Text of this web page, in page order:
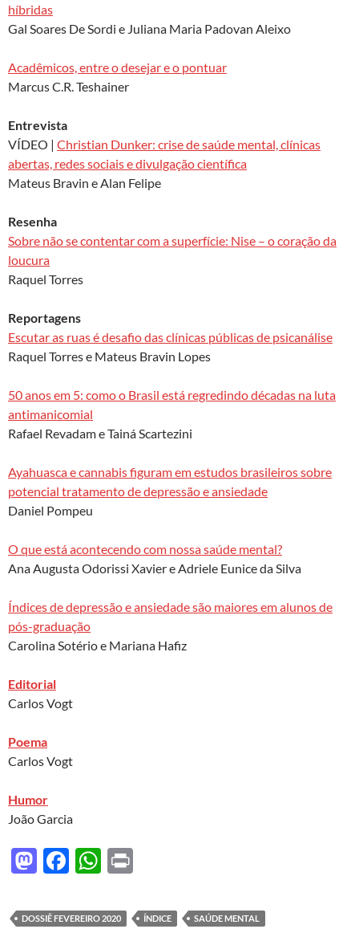
híbridas
Gal Soares De Sordi e Juliana Maria Padovan Aleixo
Acadêmicos, entre o desejar e o pontuar
Marcus C.R. Teshainer
Entrevista
VÍDEO | Christian Dunker: crise de saúde mental, clínicas
abertas, redes sociais e divulgação científica
Mateus Bravin e Alan Felipe
Resenha
Sobre não se contentar com a superfície: Nise – o coração da
loucura
Raquel Torres
Reportagens
Escutar as ruas é desafio das clínicas públicas de psicanálise
Raquel Torres e Mateus Bravin Lopes
50 anos em 5: como o Brasil está regredindo décadas na luta
antimanicomial
Rafael Revadam e Tainá Scartezini
Ayahuasca e cannabis figuram em estudos brasileiros sobre
potencial tratamento de depressão e ansiedade
Daniel Pompeu
O que está acontecendo com nossa saúde mental?
Ana Augusta Odorissi Xavier e Adriele Eunice da Silva
Índices de depressão e ansiedade são maiores em alunos de
pós-graduação
Carolina Sotério e Mariana Hafiz
Editorial
Carlos Vogt
Poema
Carlos Vogt
Humor
João Garcia
M
to
F
e
W
at nt
DOSSIÊ FEVEREIRO 2020 ÍNDICE SAÚDE MENTAL